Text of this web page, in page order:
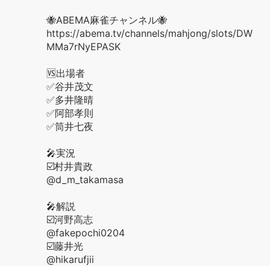
🐝ABEMA麻雀チャンネル🐝
https://abema.tv/channels/mahjong/slots/DW
MMa7rNyEPASK
🆚出場者
✅谷井茂文
✅多井隆晴
✅阿部孝則
✅筒井七夜
🎤実況
☑️村井貴政
@d_m_takamasa
🎤解説
☑️河野高志
@fakepochi0204
☑️藤井光
@hikarufjii